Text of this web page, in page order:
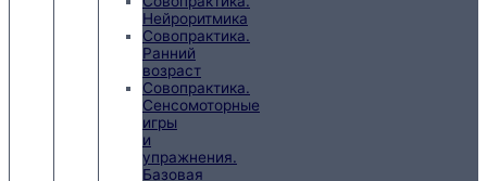
Нейроритмика
Совопрактика.
Ранний
возраст
Совопрактика.
Сенсомоторные
игры
и
упражнения.
Базовая